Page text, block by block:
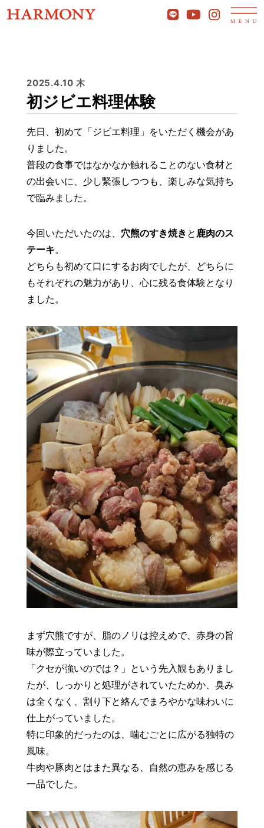
2025.4.10 木
初ジビエ料理体験
先日、初めて「ジビエ料理」をいただく機会があ
りました。
普段の食事ではなかなか触れることのない食材と
の出会いに、少し緊張しつつも、楽しみな気持ち
で臨みました。
今回いただいたのは、 穴熊のすき焼き と 鹿肉のス
テーキ。
どちらも初めて口にするお肉でしたが、どちらに
もそれぞれの魅力があり、心に残る食体験となり
ました。
まず穴熊ですが、脂のノリは控えめで、赤身の旨
味が際立っていました。
「クセが強いのでは？」という先入観もありまし
たが、しっかりと処理がされていたためか、臭み
は全くなく、割り下と絡んでまろやかな味わいに
仕上がっていました。
特に印象的だったのは、噛むごとに広がる独特の
風味。
牛肉や豚肉とはまた異なる、自然の恵みを感じる
一品でした。